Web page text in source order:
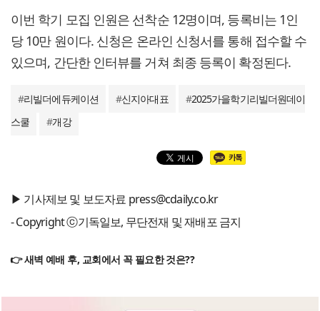
이번 학기 모집 인원은 선착순 12명이며, 등록비는 1인
당 10만 원이다. 신청은 온라인 신청서를 통해 접수할 수
있으며, 간단한 인터뷰를 거쳐 최종 등록이 확정된다.
#리빌더에듀케이션 #신지아대표 #2025가을학기리빌더원데이
스쿨
#개강
▶ 기사제보 및 보도자료 press@cdaily.co.kr
- Copyright ⓒ기독일보, 무단전재 및 재배포 금지
👉 새벽 예배 후, 교회에서 꼭 필요한 것은??